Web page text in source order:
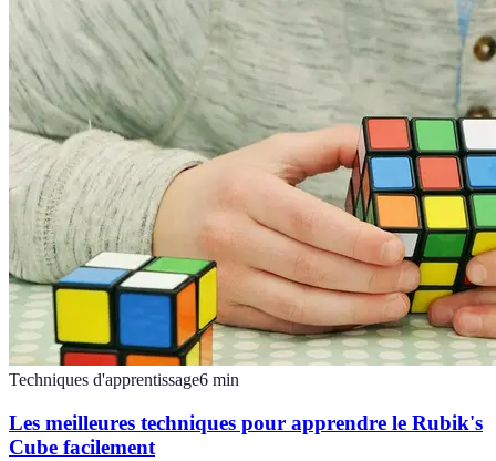
Techniques d'apprentissage6 min
Les meilleures techniques pour apprendre le Rubik's
Cube facilement